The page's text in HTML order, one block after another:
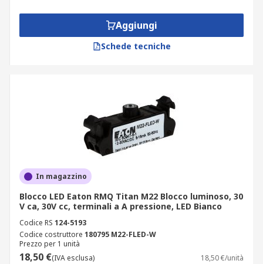
Aggiungi
Schede tecniche
In magazzino
Blocco LED Eaton RMQ Titan M22 Blocco luminoso, 30
V ca, 30V cc, terminali a A pressione, LED Bianco
Codice RS 124-5193
Codice costruttore 180795 M22-FLED-W
Prezzo per 1 unità
18,50 €(IVA esclusa) 18,50 €/unità